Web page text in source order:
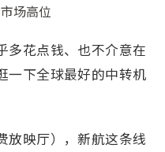
场高位
多花点钱、也不介意在
一下全球最好的中转机
放映厅），新航这条线